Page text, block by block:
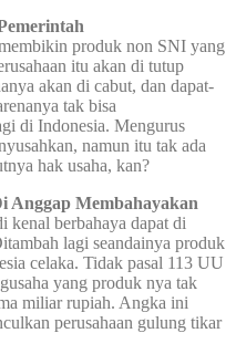
produk non SNI yang
itu akan di tutup
akan di cabut, dan dapat-
tak bisa
di Indonesia. Mengurus
namun itu tak ada
hak usaha, kan?
Anggap Membahayakan
kenal berbahaya dapat di
lagi seandainya produk
celaka. Tidak pasal 113 UU
yang produk nya tak
miliar rupiah. Angka ini
perusahaan gulung tikar